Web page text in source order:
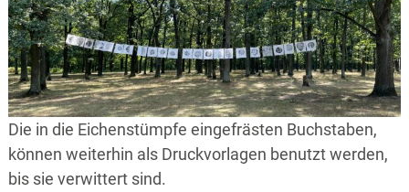
Die in die Eichenstümpfe eingefrästen Buchstaben,
können weiterhin als Druckvorlagen benutzt werden,
bis sie verwittert sind.